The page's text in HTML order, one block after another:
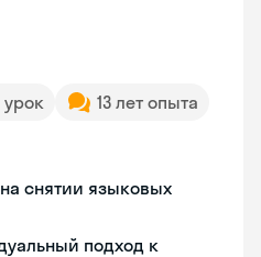
урок
13 лет опыта
снятии языковых
подход к